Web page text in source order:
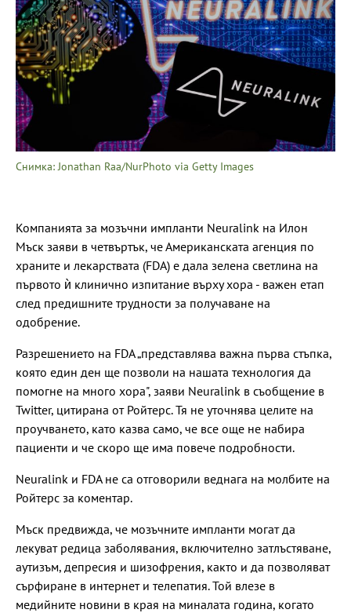
Снимка: Jonathan Raa/NurPhoto via Getty Images
Компанията за мозъчни импланти Neuralink на Илон
Мъск заяви в четвъртък, че Американската агенция по
храните и лекарствата (FDA) е дала зелена светлина на
първото ѝ клинично изпитание върху хора - важен етап
след предишните трудности за получаване на
одобрение.
Разрешението на FDA „представлява важна първа стъпка,
която един ден ще позволи на нашата технология да
помогне на много хора", заяви Neuralink в съобщение в
Twitter, цитирана от Ройтерс. Тя не уточнява целите на
проучването, като казва само, че все още не набира
пациенти и че скоро ще има повече подробности.
Neuralink и FDA не са отговорили веднага на молбите на
Ройтерс за коментар.
Мъск предвижда, че мозъчните импланти могат да
лекуват редица заболявания, включително затлъстяване,
аутизъм, депресия и шизофрения, както и да позволяват
сърфиране в интернет и телепатия. Той влезе в
медийните новини в края на миналата година, когато